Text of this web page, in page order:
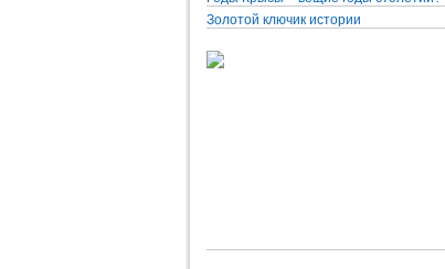
Золотой ключик истории